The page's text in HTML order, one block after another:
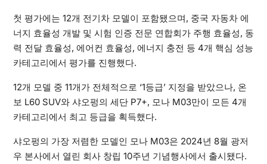
첫 평가에는 12개 전기차 모델이 포함됐으며, 중국 자동차 에
너지 효율성 개발 및 시험 인증 전문 연합회가 주행 효율성, 동
력 전달 효율성, 에어컨 효율성, 에너지 충전 등 4개 핵심 성능
카테고리에서 평가를 진행했다.
12개 모델 중 11개가 전체적으로 ‘1등급’ 지정을 받았으나, 온
보 L60 SUV와 샤오펑의 세단 P7+, 모나 M03만이 모든 4개
카테고리에서 최고 등급을 획득했다.
샤오펑의 가장 저렴한 모델인 모나 M03은 2024년 8월 광저
우 본사에서 열린 회사 창립 10주년 기념행사에서 출시됐다.